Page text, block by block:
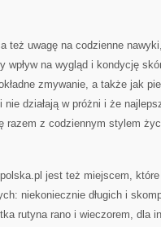
też uwagę na codzienne
wpływ na wygląd i kondycję
zmywanie, a także jak
nie działają w próżni i że
razem z codziennym stylem
jest też miejscem, które
niekoniecznie długich i
rutyna rano i wieczorem, dla